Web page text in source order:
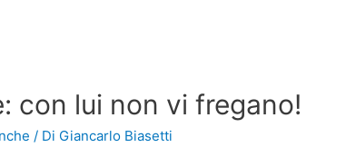
con lui non vi fregano!
/ Di Giancarlo Biasetti